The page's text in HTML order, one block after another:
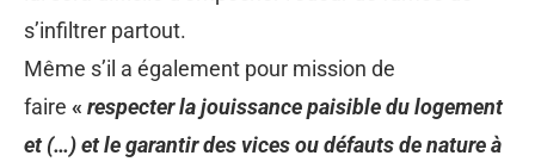
s’infiltrer partout.
Même s’il a également pour mission de
faire « respecter la jouissance paisible du logement
et (…) et le garantir des vices ou défauts de nature à